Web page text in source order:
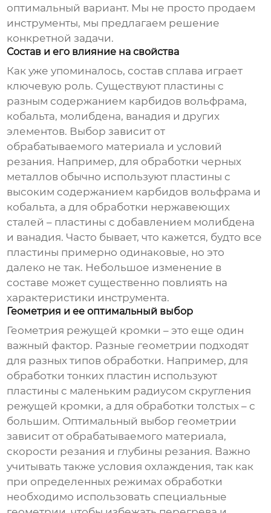
оптимальный вариант. Мы не просто продаем
инструменты, мы предлагаем решение
конкретной задачи.
Состав и его влияние на свойства
Как уже упоминалось, состав сплава играет
ключевую роль. Существуют пластины с
разным содержанием карбидов вольфрама,
кобальта, молибдена, ванадия и других
элементов. Выбор зависит от
обрабатываемого материала и условий
резания. Например, для обработки черных
металлов обычно используют пластины с
высоким содержанием карбидов вольфрама и
кобальта, а для обработки нержавеющих
сталей – пластины с добавлением молибдена
и ванадия. Часто бывает, что кажется, будто все
пластины примерно одинаковые, но это
далеко не так. Небольшое изменение в
составе может существенно повлиять на
характеристики инструмента.
Геометрия и ее оптимальный выбор
Геометрия режущей кромки – это еще один
важный фактор. Разные геометрии подходят
для разных типов обработки. Например, для
обработки тонких пластин используют
пластины с маленьким радиусом скругления
режущей кромки, а для обработки толстых – с
большим. Оптимальный выбор геометрии
зависит от обрабатываемого материала,
скорости резания и глубины резания. Важно
учитывать также условия охлаждения, так как
при определенных режимах обработки
необходимо использовать специальные